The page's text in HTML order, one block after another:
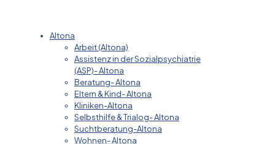
Altona
Arbeit (Altona)
Assistenz in der Sozialpsychiatrie
(ASP)- Altona
Beratung- Altona
Eltern & Kind- Altona
Kliniken-Altona
Selbsthilfe & Trialog- Altona
Suchtberatung-Altona
Wohnen- Altona